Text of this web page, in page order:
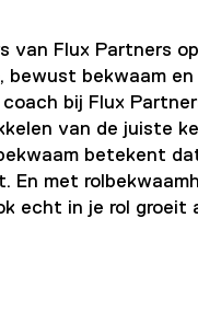
van Flux Partners
bewust bekwaam en
bij Flux
van de juiste
betekent
met
echt in je rol groeit